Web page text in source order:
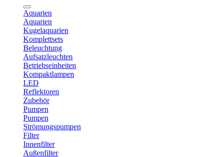
Aquarien
Aquarien
Kugelaquarien
Komplettsets
Beleuchtung
Aufsatzleuchten
Betriebseinheiten
Kompaktlampen
LED
Reflektoren
Zubehör
Pumpen
Pumpen
Strömungspumpen
Filter
Innenfilter
Außenfilter